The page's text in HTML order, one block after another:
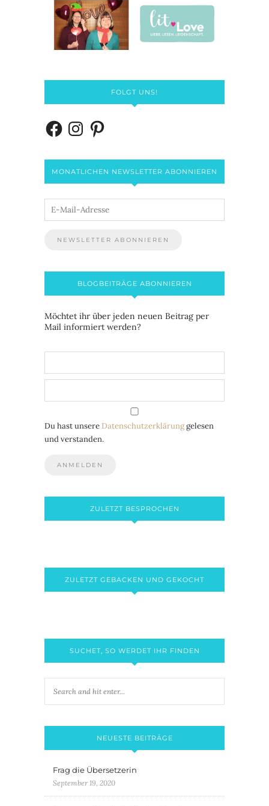
FOLGT UNS!
MONATLICHEN NEWSLETTER ABONNIEREN
BLOGBEITRÄGE ABONNIEREN
Möchtet ihr über jeden neuen Beitrag per
Mail informiert werden?
Du hast unsere Datenschutzerklärunggelesen
und verstanden.
ZULETZT BESPROCHEN
ZULETZT GEBACKEN UND GEKOCHT
SUCHET, SO WERDET IHR FINDEN
NEUESTE BEITRÄGE
Frag die Übersetzerin
September 19, 2020